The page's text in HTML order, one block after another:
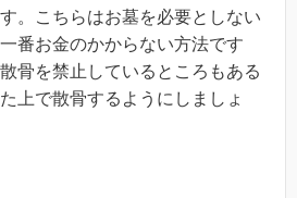
。こちらはお墓を必要としない
番お金のかからない方法です
骨を禁止しているところもある
上で散骨するようにしましょ